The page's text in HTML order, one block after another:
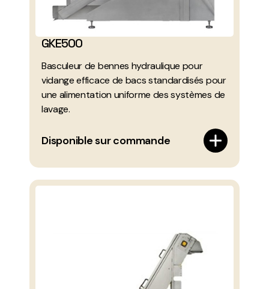
GKE500
Basculeur de bennes hydraulique pour
vidange efficace de bacs standardisés pour
une alimentation uniforme des systèmes de
lavage.
Disponible sur commande